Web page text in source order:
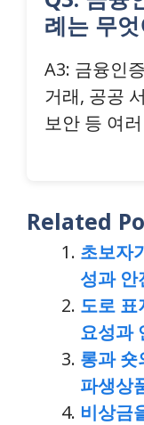
례는 무
A3: 금융인
거래, 공공
보안 등 여
Related
초보자
성과 안
도로 표
요성과
롱과 숏
파생상
비상금